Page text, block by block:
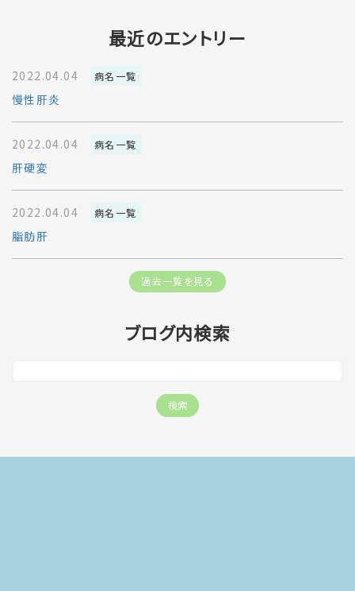
最近のエントリー
2022.04.04 病名一覧
慢性肝炎
2022.04.04 病名一覧
肝硬変
2022.04.04 病名一覧
脂肪肝
過去一覧を見る
ブログ内検索